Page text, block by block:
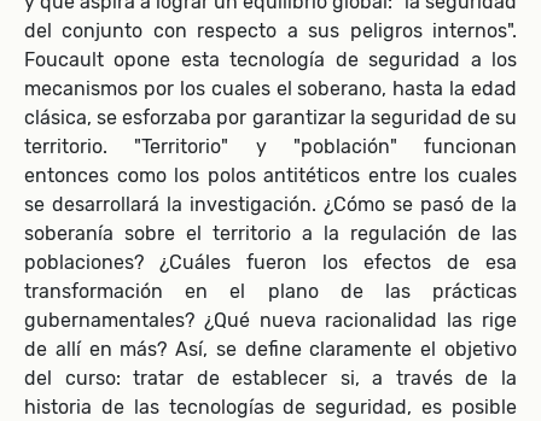
del conjunto con respecto a sus peligros internos".
Foucault opone esta tecnología de seguridad a los
mecanismos por los cuales el soberano, hasta la edad
clásica, se esforzaba por garantizar la seguridad de su
territorio. "Territorio" y "población" funcionan
entonces como los polos antitéticos entre los cuales
se desarrollará la investigación. ¿Cómo se pasó de la
soberanía sobre el territorio a la regulación de las
poblaciones? ¿Cuáles fueron los efectos de esa
transformación en el plano de las prácticas
gubernamentales? ¿Qué nueva racionalidad las rige
de allí en más? Así, se define claramente el objetivo
del curso: tratar de establecer si, a través de la
historia de las tecnologías de seguridad, es posible